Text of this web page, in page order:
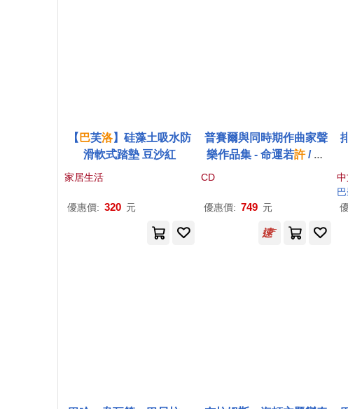
【 巴芙洛】硅藻土吸水防
滑軟式踏墊 豆沙紅
家居生活
優惠價: 320 元
普賽爾與同時期作曲家聲
樂作品集 - 命運若許/ 海
倫.查爾斯頓 女中音 / 巴洛
ell: If the Fates Allow - V
ston, Sounds BaroqueH
CD
優惠價: 749 元
巴